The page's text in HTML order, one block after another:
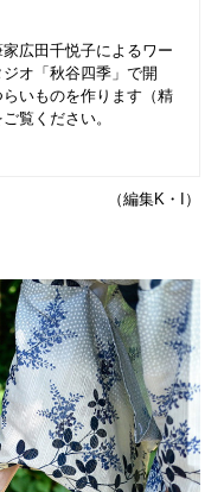
広田千悦子によるワー
オ「秋谷四季」で開
いものを作ります（精
覧ください。
（編集K・I）